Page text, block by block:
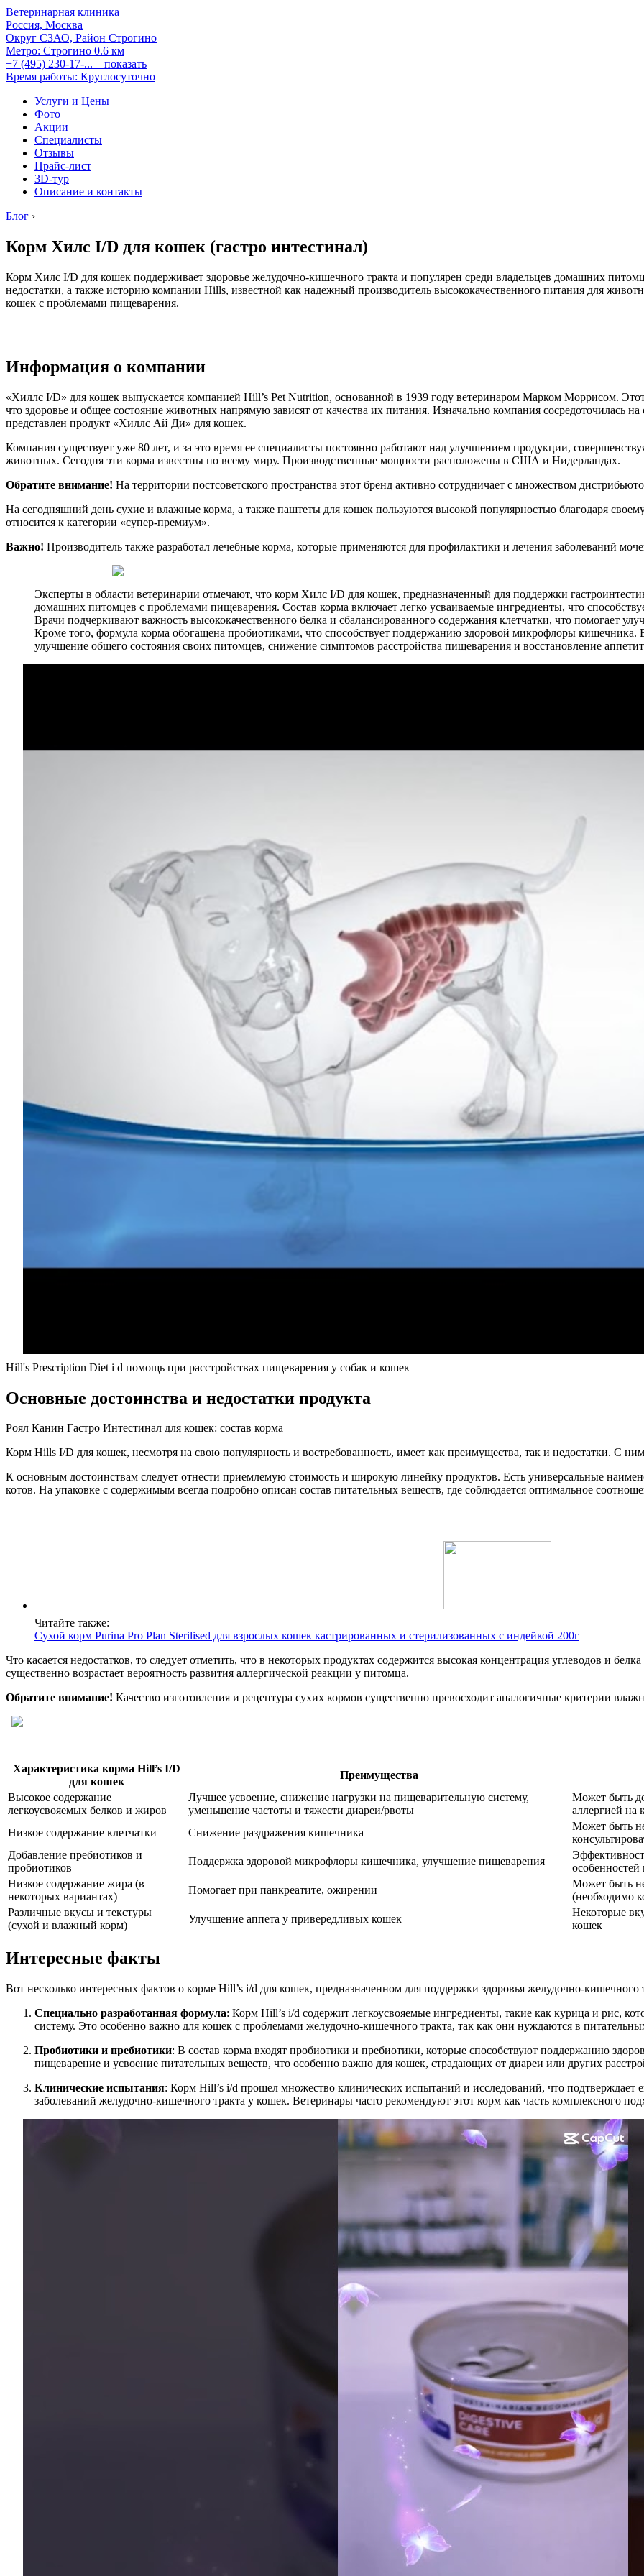
Ветеринарная клиника
Россия, Москва
Округ СЗАО, Район Строгино
Метро: Строгино 0.6 км
+7 (495) 230-17-... – показать
Время работы: Круглосуточно
Услуги и Цены
Фото
Акции
Специалисты
Отзывы
Прайс-лист
3D-тур
Описание и контакты
Блог ›
Корм Хилс I/D для кошек (гастро интестинал)
Корм Хилс I/D для кошек поддерживает здоровье желудочно-кишечного тракта и популярен среди владельцев домашних
недостатки, а также историю компании Hills, известной как надежный производитель высококачественного питания для
кошек с проблемами пищеварения.
Информация о компании
«Хиллс I/D» для кошек выпускается компанией Hill’s Pet Nutrition, основанной в 1939 году ветеринаром Марком Моррисом.
что здоровье и общее состояние животных напрямую зависят от качества их питания. Изначально компания сосредоточилась
представлен продукт «Хиллс Ай Ди» для кошек.
Компания существует уже 80 лет, и за это время ее специалисты постоянно работают над улучшением продукции,
животных. Сегодня эти корма известны по всему миру. Производственные мощности расположены в США и Нидерландах.
Обратите внимание! На территории постсоветского пространства этот бренд активно сотрудничает с множеством
На сегодняшний день сухие и влажные корма, а также паштеты для кошек пользуются высокой популярностью благодаря
относится к категории «супер-премиум».
Важно! Производитель также разработал лечебные корма, которые применяются для профилактики и лечения заболеваний
Эксперты в области ветеринарии отмечают, что корм Хилс I/D для кошек, предназначенный для поддержки
домашних питомцев с проблемами пищеварения. Состав корма включает легко усваиваемые ингредиенты, что
Врачи подчеркивают важность высококачественного белка и сбалансированного содержания клетчатки, что помогает
Кроме того, формула корма обогащена пробиотиками, что способствует поддержанию здоровой микрофлоры кишечника.
улучшение общего состояния своих питомцев, снижение симптомов расстройства пищеварения и восстановление
Hill's Prescription Diet i d помощь при расстройствах пищеварения у собак и кошек
Основные достоинства и недостатки продукта
Роял Канин Гастро Интестинал для кошек: состав корма
Корм Hills I/D для кошек, несмотря на свою популярность и востребованность, имеет как преимущества, так и недостатки. С
К основным достоинствам следует отнести приемлемую стоимость и широкую линейку продуктов. Есть универсальные
котов. На упаковке с содержимым всегда подробно описан состав питательных веществ, где соблюдается оптимальное
Читайте также:
Сухой корм Purina Pro Plan Sterilised для взрослых кошек кастрированных и стерилизованных с индейкой 200г
Что касается недостатков, то следует отметить, что в некоторых продуктах содержится высокая концентрация углеводов и
существенно возрастает вероятность развития аллергической реакции у питомца.
Обратите внимание! Качество изготовления и рецептура сухих кормов существенно превосходит аналогичные критерии
Характеристика корма Hill’s I/D
для кошек
Преимущества
Высокое содержание
легкоусвояемых белков и жиров
Лучшее усвоение, снижение нагрузки на пищеварительную систему,
уменьшение частоты и тяжести диареи/рвоты
Может быть
аллергией на
Низкое содержание клетчатки
Снижение раздражения кишечника
Может быть
Добавление пребиотиков и
пробиотиков
Поддержка здоровой микрофлоры кишечника, улучшение пищеварения
Низкое содержание жира (в
некоторых вариантах)
Помогает при панкреатите, ожирении
Может быть
(необходимо
Различные вкусы и текстуры
(сухой и влажный корм)
Улучшение аппета у привередливых кошек
Некоторые
кошек
Интересные факты
Вот несколько интересных фактов о корме Hill’s i/d для кошек, предназначенном для поддержки здоровья желудочно-кишечного
Специально разработанная формула: Корм Hill’s i/d содержит легкоусвояемые ингредиенты, такие как курица и рис,
систему. Это особенно важно для кошек с проблемами желудочно-кишечного тракта, так как они нуждаются в
Пробиотики и пребиотики: В состав корма входят пробиотики и пребиотики, которые способствуют поддержанию
пищеварение и усвоение питательных веществ, что особенно важно для кошек, страдающих от диареи или других
Клинические испытания: Корм Hill’s i/d прошел множество клинических испытаний и исследований, что подтверждает
заболеваний желудочно-кишечного тракта у кошек. Ветеринары часто рекомендуют этот корм как часть комплексного